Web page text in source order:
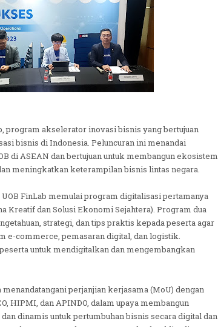
program akselerator inovasi bisnis yang bertujuan
bisnis di Indonesia. Peluncuran ini menandai
di ASEAN dan bertujuan untuk membangun ekosistem
meningkatkan keterampilan bisnis lintas negara.
FinLab memulai program digitalisasi pertamanya
Kreatif dan Solusi Ekonomi Sejahtera). Program dua
strategi, dan tips praktis kepada peserta agar
e-commerce, pemasaran digital, dan logistik.
untuk mendigitalkan dan mengembangkan
perjanjian kerjasama (MoU) dengan
HIPMI, dan APINDO, dalam upaya membangun
dinamis untuk pertumbuhan bisnis secara digital dan